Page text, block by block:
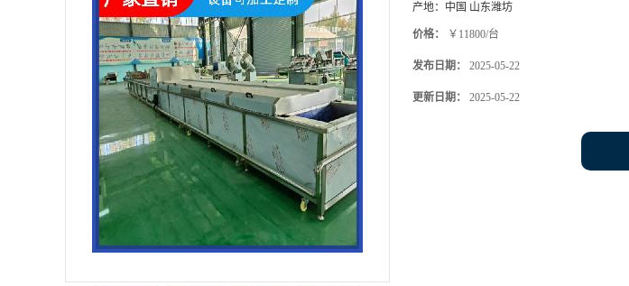
产地： 中国 山东潍坊
价格： ￥11800/台
发布日期： 2025-05-22
更新日期： 2025-05-22